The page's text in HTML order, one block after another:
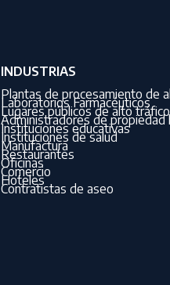
INDUSTRIAS
Plantas de procesamiento de
Laboratorios Farmacéuticos
Lugares públicos de alto tráfico
Administradores de propiedad
Instituciones educativas
Instituciones de salud
Manufactura
Restaurantes
Oficinas
Comercio
Hoteles
Contratistas de aseo